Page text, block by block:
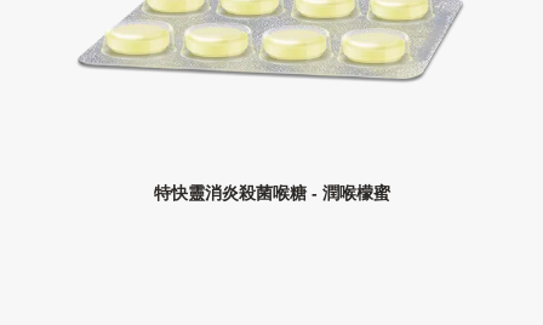
特快靈消炎殺菌喉糖 - 潤喉檬蜜